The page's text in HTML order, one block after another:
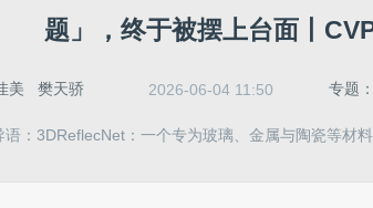
题」，终于被摆上台面丨
美 樊天骄 2026-06-04 11:50 专题
语：3DReflecNet：一个专为玻璃、金属与陶瓷等材料